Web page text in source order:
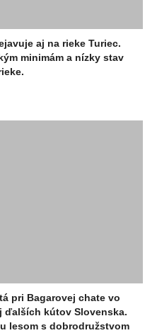
aj na rieke Turiec.
minimám a nízky stav
pri Bagarovej chate vo
ďalších kútov Slovenska.
lesom s dobrodružstvom